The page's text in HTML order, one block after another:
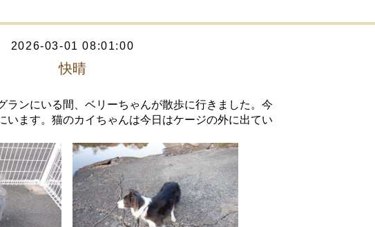
2026-03-01 08:01:00
快晴
ランにいる間、ベリーちゃんが散歩に行きました。今
います。猫のカイちゃんは今日はケージの外に出てい